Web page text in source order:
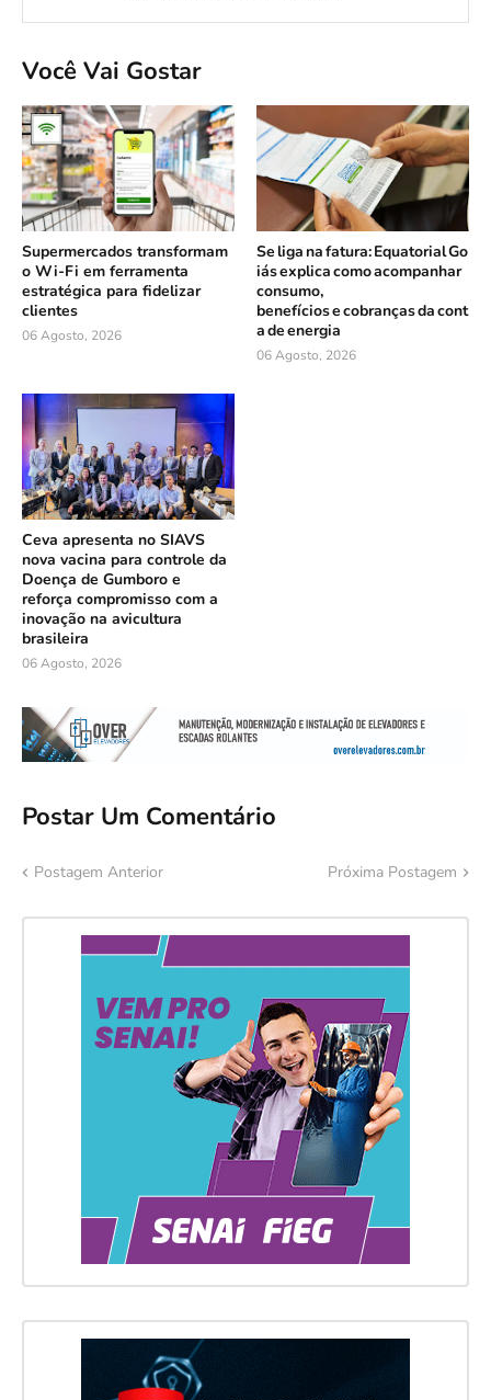
Você Vai Gostar
Supermercados transformam
o Wi-Fi em ferramenta
estratégica para fidelizar
clientes
06 Agosto, 2026
Se liga na fatura: Equatorial Go
iás explica como acompanhar
consumo,
benefícios e cobranças da cont
a de energia
06 Agosto, 2026
Ceva apresenta no SIAVS
nova vacina para controle da
Doença de Gumboro e
reforça compromisso com a
inovação na avicultura
brasileira
06 Agosto, 2026
Postar Um Comentário
Postagem Anterior Próxima Postagem